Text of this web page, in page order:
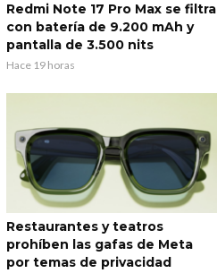
Redmi Note 17 Pro Max se filtra
con batería de 9.200 mAh y
pantalla de 3.500 nits
Hace 19 horas
Restaurantes y teatros
prohíben las gafas de Meta
por temas de privacidad